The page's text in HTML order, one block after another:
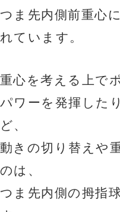
つま先内側前重心
れています。
重心を考える上で
パワーを発揮した
ど、
動きの切り替えや
のは、
つま先内側の拇指